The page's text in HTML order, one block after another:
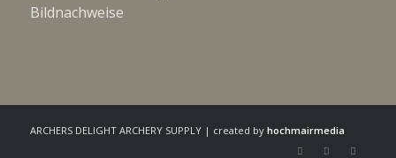
Bildnachweise
ARCHERS DELIGHT ARCHERY SUPPLY | created by hochmairmedia